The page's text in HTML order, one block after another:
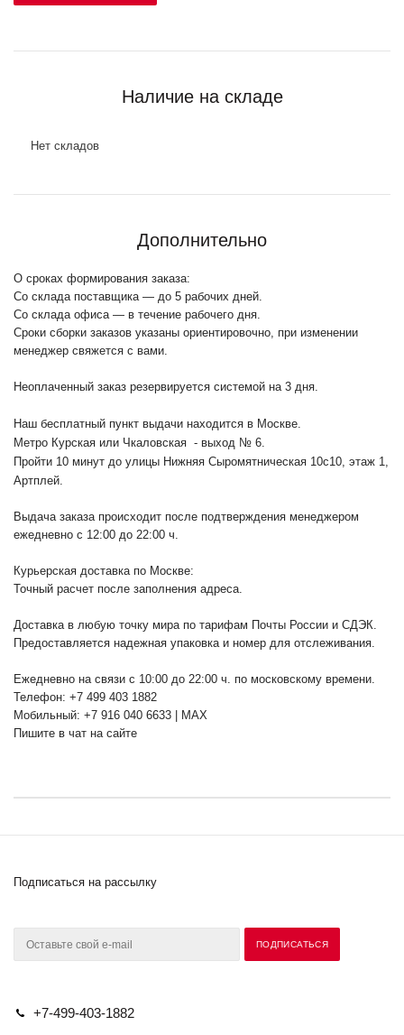
Наличие на складе
Нет складов
Дополнительно
О сроках формирования заказа:
Со склада поставщика — до 5 рабочих дней.
Со склада офиса — в течение рабочего дня.
Сроки сборки заказов указаны ориентировочно, при изменении
менеджер свяжется с вами.
Неоплаченный заказ резервируется системой на 3 дня.
Наш бесплатный пункт выдачи находится в Москве.
Метро Курская или Чкаловская - выход № 6.
Пройти 10 минут до улицы Нижняя Сыромятническая 10с10, этаж 1,
Артплей.
Выдача заказа происходит после подтверждения менеджером
ежедневно с 12:00 до 22:00 ч.
Курьерская доставка по Москве:
Точный расчет после заполнения адреса.
Доставка в любую точку мира по тарифам Почты России и СДЭК.
Предоставляется надежная упаковка и номер для отслеживания.
Ежедневно на связи с 10:00 до 22:00 ч. по московскому времени.
Телефон: +7 499 403 1882
Мобильный: +7 916 040 6633 | MAX
Пишите в чат на сайте
Подписаться на рассылку
+7-499-403-1882